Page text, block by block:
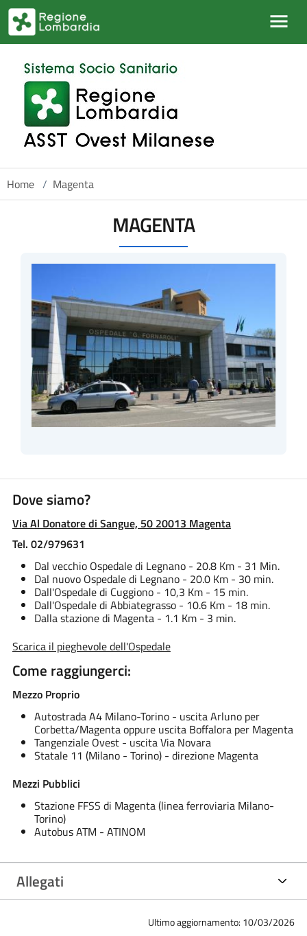
Salta al contenuto principale
Home / Magenta
MAGENTA
Dove siamo?
Via Al Donatore di Sangue, 50 20013 Magenta
Tel. 02/979631
Dal vecchio Ospedale di Legnano - 20.8 Km - 31 Min.
Dal nuovo Ospedale di Legnano - 20.0 Km - 30 min.
Dall'Ospedale di Cuggiono - 10,3 Km - 15 min.
Dall'Ospedale di Abbiategrasso - 10.6 Km - 18 min.
Dalla stazione di Magenta - 1.1 Km - 3 min.
​Scarica il pieghevole dell'Ospedale
Come raggiungerci:
Mezzo Proprio
Autostrada A4 Milano-Torino - uscita Arluno per
Corbetta/Magenta oppure uscita Boffalora per Magenta
Tangenziale Ovest - uscita Via Novara
Statale 11 (Milano - Torino) - direzione Magenta
Mezzi Pubblici
Stazione FFSS di Magenta (linea ferroviaria Milano-
Torino)
Autobus ATM - ATINOM
Allegati
Ultimo aggiornamento: 10/03/2026